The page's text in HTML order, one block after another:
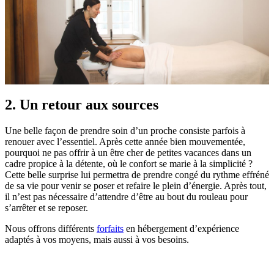
2. Un retour aux sources
Une belle façon de prendre soin d’un proche consiste parfois à
renouer avec l’essentiel. Après cette année bien mouvementée,
pourquoi ne pas offrir à un être cher de petites vacances dans un
cadre propice à la détente, où le confort se marie à la simplicité ?
Cette belle surprise lui permettra de prendre congé du rythme effréné
de sa vie pour venir se poser et refaire le plein d’énergie. Après tout,
il n’est pas nécessaire d’attendre d’être au bout du rouleau pour
s’arrêter et se reposer.
Nous offrons différents forfaits en hébergement d’expérience
adaptés à vos moyens, mais aussi à vos besoins.